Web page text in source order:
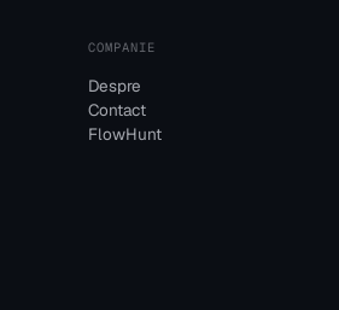
COMPANIE
Despre
Contact
FlowHunt